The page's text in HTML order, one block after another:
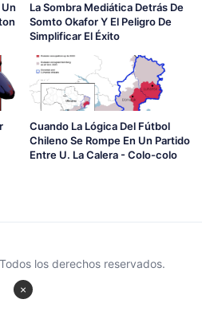
La Sombra Mediática Detrás De
Somto Okafor Y El Peligro De
Simplificar El Éxito
Cuando La Lógica Del Fútbol
Chileno Se Rompe En Un Partido
Entre U. La Calera - Colo-colo
×
los derechos reservados.